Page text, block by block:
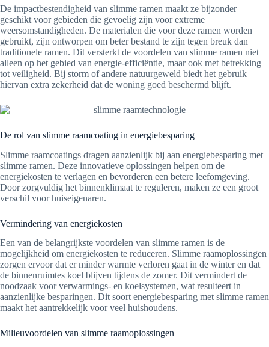
De impactbestendigheid van slimme ramen maakt ze bijzonder
geschikt voor gebieden die gevoelig zijn voor extreme
weersomstandigheden. De materialen die voor deze ramen worden
gebruikt, zijn ontworpen om beter bestand te zijn tegen breuk dan
traditionele ramen. Dit versterkt de voordelen van slimme ramen niet
alleen op het gebied van energie-efficiëntie, maar ook met betrekking
tot veiligheid. Bij storm of andere natuurgeweld biedt het gebruik
hiervan extra zekerheid dat de woning goed beschermd blijft.
De rol van slimme raamcoating in energiebesparing
Slimme raamcoatings dragen aanzienlijk bij aan energiebesparing met
slimme ramen. Deze innovatieve oplossingen helpen om de
energiekosten te verlagen en bevorderen een betere leefomgeving.
Door zorgvuldig het binnenklimaat te reguleren, maken ze een groot
verschil voor huiseigenaren.
Vermindering van energiekosten
Een van de belangrijkste voordelen van slimme ramen is de
mogelijkheid om energiekosten te reduceren. Slimme raamoplossingen
zorgen ervoor dat er minder warmte verloren gaat in de winter en dat
de binnenruimtes koel blijven tijdens de zomer. Dit vermindert de
noodzaak voor verwarmings- en koelsystemen, wat resulteert in
aanzienlijke besparingen. Dit soort energiebesparing met slimme ramen
maakt het aantrekkelijk voor veel huishoudens.
Milieuvoordelen van slimme raamoplossingen